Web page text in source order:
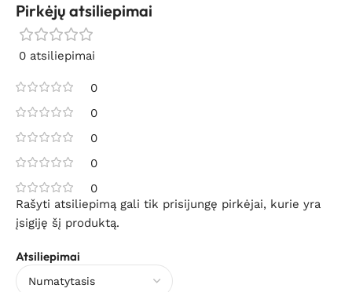
Pirkėjų atsiliepimai
0 atsiliepimai
0
0
0
0
0
Atsiliepimai
Rašyti atsiliepimą gali tik prisijungę pirkėjai, kurie yra
įsigiję šį produktą.